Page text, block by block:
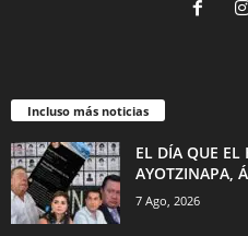
Incluso más noticias
EL DÍA QUE EL
AYOTZINAPA,
7 Ago, 2026